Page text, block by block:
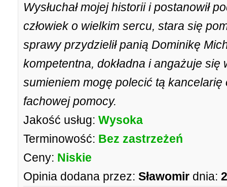
Wysłuchał mojej historii i postanowił
człowiek o wielkim sercu, stara się
sprawy przydzielił panią Dominikę
kompetentna, dokładna i angażuje
sumieniem mogę polecić tą
fachowej pomocy.
Jakość usług: Wysoka
Terminowość: Bez zastrzeżeń
Ceny: Niskie
Opinia dodana przez: Sławomir dnia: